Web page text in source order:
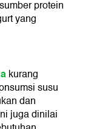
protein
yang
kurang
susu
dan
juga dinilai